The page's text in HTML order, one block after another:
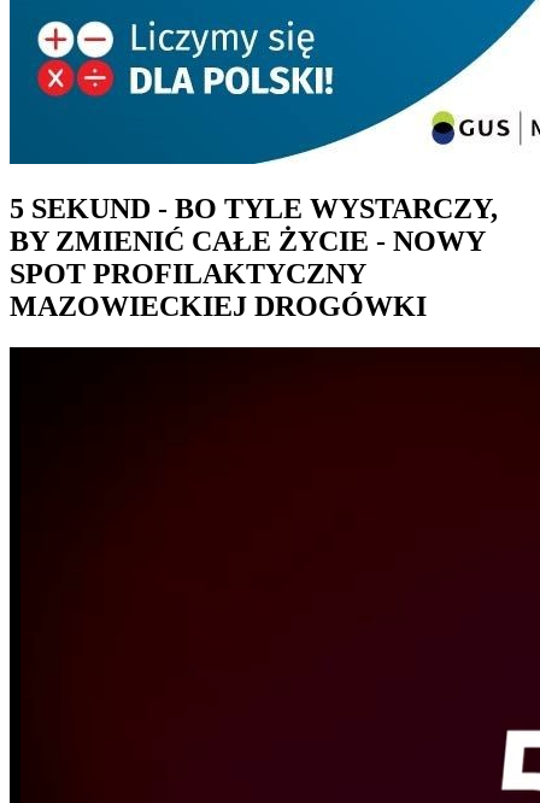
5 SEKUND - BO TYLE WYSTARCZY,
BY ZMIENIĆ CAŁE ŻYCIE - NOWY
SPOT PROFILAKTYCZNY
MAZOWIECKIEJ DROGÓWKI